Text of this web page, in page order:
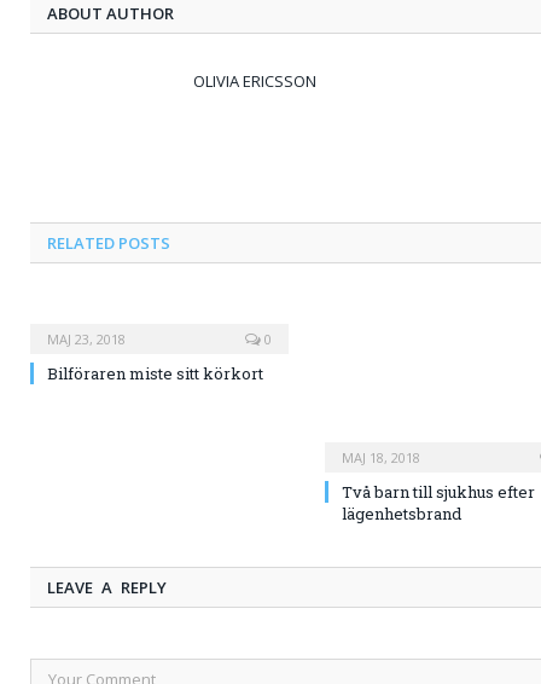
ABOUT AUTHOR
OLIVIA ERICSSON
RELATED POSTS
MAJ 23, 2018 0
Bilföraren miste sitt körkort
MAJ 18, 2018
Två barn till sjukhus efter
lägenhetsbrand
LEAVE A REPLY